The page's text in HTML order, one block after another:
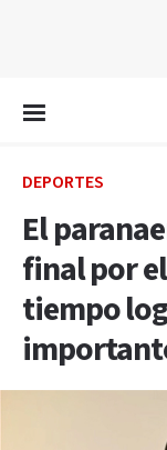
DEPORTES
El
final por
tiempo